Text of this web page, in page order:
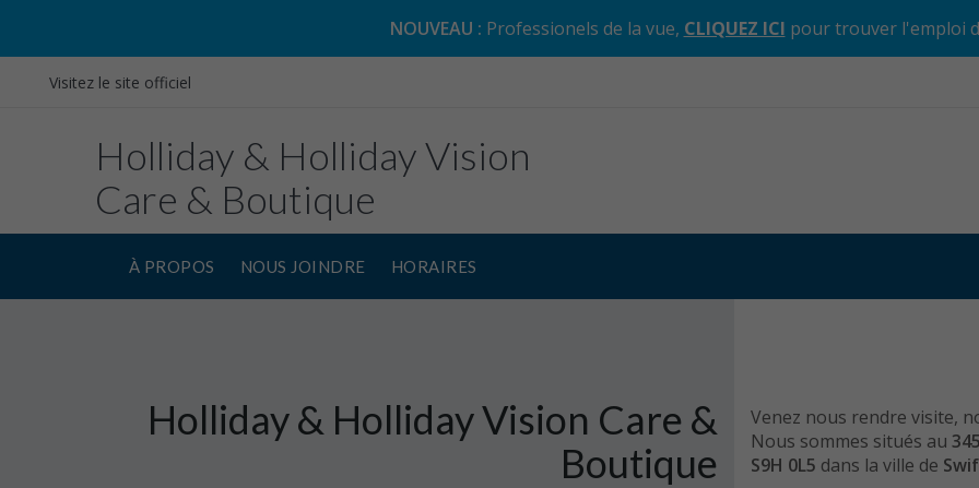
NOUVEAU : Professionels de la vue, CLIQUEZ ICI pour trouver l'emploi
Visitez le site officiel
Holliday & Holliday Vision
Care & Boutique
À PROPOS NOUS JOINDRE HORAIRES
Holliday & Holliday Vision Care &
Boutique
Venez nous rendre visite,
Nous sommes situés au
S9H 0L5 dans la ville de